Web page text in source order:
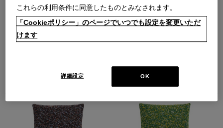
KVADRAT/RAF SIMONS (クヴァド
ラ/ラフ・シモンズ) - クッション 45
ラ/ラフ・シモンズ) - クッション 60
【受注輸入品】納期 約1ヶ月～
￥80,410
在庫：受注発注
これらの利用条件に同意したものとみなされます。
「Cookieポリシー」のページでいつでも設定を変更いただ
けます
OK
詳細設定